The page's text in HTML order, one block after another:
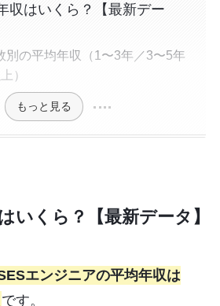
収はいくら？【最新デー
別の平均年収（1〜3年／3〜5年
）
もっと見る
いくら？【最新データ】
エンジニアの平均年収は
です。